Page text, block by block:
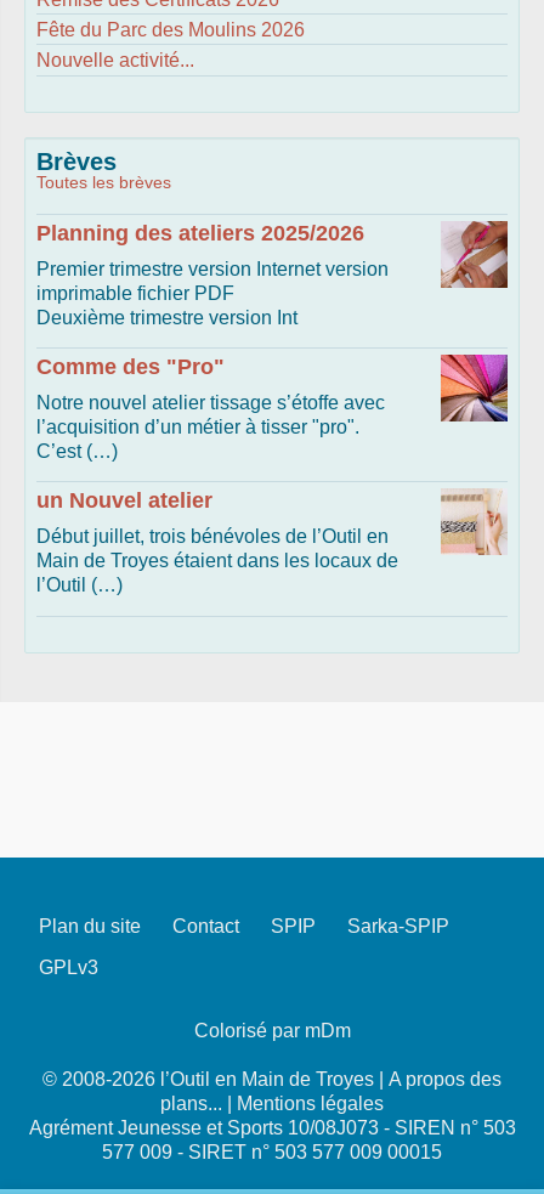
Fête du Parc des Moulins 2026
Nouvelle activité...
Brèves
Toutes les brèves
Planning des ateliers 2025/2026
Premier trimestre version Internet version
imprimable fichier PDF
Deuxième trimestre version Int
Comme des "Pro"
Notre nouvel atelier tissage s’étoffe avec
l’acquisition d’un métier à tisser "pro".
C’est (…)
un Nouvel atelier
Début juillet, trois bénévoles de l’Outil en
Main de Troyes étaient dans les locaux de
l’Outil (…)
Plan du site Contact SPIP
Sarka-SPIP
GPLv3
Colorisé par mDm
© 2008-2026 l’Outil en Main de Troyes | A propos des
plans...
Mentions légales
Agrément Jeunesse et Sports 10/08J073 - SIREN n° 503
577 009 - SIRET n° 503 577 009 00015